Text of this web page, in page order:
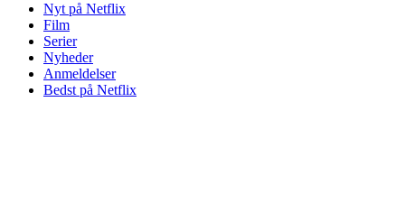
Nyt på Netflix
Film
Serier
Nyheder
Anmeldelser
Bedst på Netflix